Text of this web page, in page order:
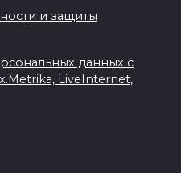
и защиты
данных с
LiveInternet,